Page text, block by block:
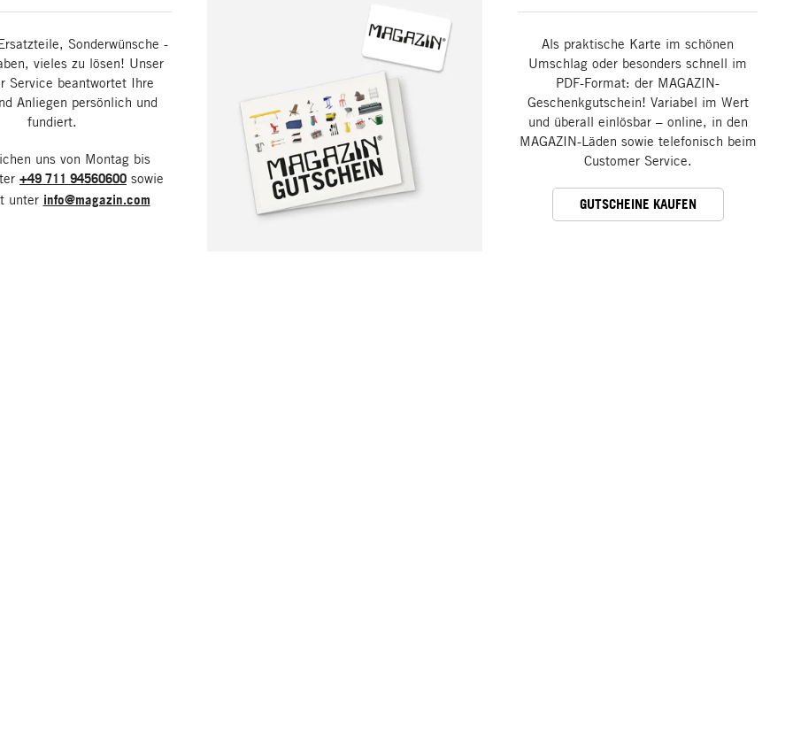
Sonderwünsche -
vieles zu lösen! Unser
Service beantwortet Ihre
Anliegen persönlich und
fundiert.
uns von Montag bis
+49 711 94560600 sowie
unter info@magazin.com
Als praktische Karte im schönen
Umschlag oder besonders schnell im
PDF-Format: der MAGAZIN-
Geschenkgutschein! Variabel im Wert
und überall einlösbar – online, in den
MAGAZIN-Läden sowie telefonisch beim
Customer Service.
GUTSCHEINE KAUFEN